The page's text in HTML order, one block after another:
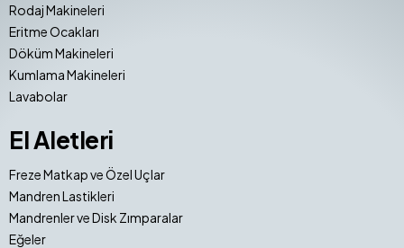
Rodaj Makineleri
Eritme Ocakları
Döküm Makineleri
Kumlama Makineleri
Lavabolar
El Aletleri
Freze Matkap ve Özel Uçlar
Mandren Lastikleri
Mandrenler ve Disk Zımparalar
Eğeler